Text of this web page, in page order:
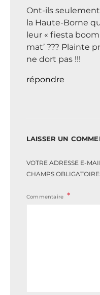
Ont-ils
la Haute-Borne
leur « fiesta
mat’ ??? Plainte
ne dort pas !!!
répondre
LAISSER UN
VOTRE ADRESSE E-
CHAMPS
Commentaire